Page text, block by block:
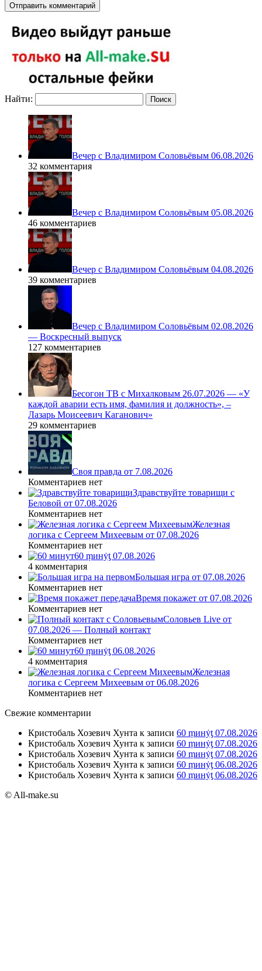
Найти:
Вечер с Владимиром Соловьёвым 06.08.2026
32 комментария
Вечер с Владимиром Соловьёвым 05.08.2026
46 комментариев
Вечер с Владимиром Соловьёвым 04.08.2026
39 комментариев
Вечер с Владимиром Соловьёвым 02.08.2026
— Воскресный выпуск
127 комментариев
Бесогон ТВ с Михалковым 26.07.2026 — «У
каждой аварии есть имя, фамилия и должность», –
Лазарь Моисеевич Каганович»
29 комментариев
Своя правда от 7.08.2026
Комментариев нет
Здравствуйте товарищи с
Беловой от 07.08.2026
Комментариев нет
Железная
логика с Сергеем Михеевым от 07.08.2026
Комментариев нет
60 ṃинẏƫ 07.08.2026
4 комментария
Большая игра от 07.08.2026
Комментариев нет
Время покажет от 07.08.2026
Комментариев нет
Соловьев Live от
07.08.2026 — Полный контакт
Комментариев нет
60 ṃинẏƫ 06.08.2026
4 комментария
Железная
логика с Сергеем Михеевым от 06.08.2026
Комментариев нет
Свежие комментарии
Кристобаль Хозевич Хунта к записи 60 ṃинẏƫ 07.08.2026
Кристобаль Хозевич Хунта к записи 60 ṃинẏƫ 07.08.2026
Кристобаль Хозевич Хунта к записи 60 ṃинẏƫ 07.08.2026
Кристобаль Хозевич Хунта к записи 60 ṃинẏƫ 06.08.2026
Кристобаль Хозевич Хунта к записи 60 ṃинẏƫ 06.08.2026
© All-make.su